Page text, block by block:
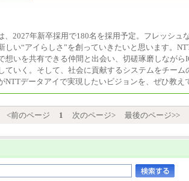
、2027年新卒採用で180名を採用予定。フレッシュ
しい“アイらしさ”を創っていきたいと思います。
想いを共有できる仲間と出会い、切磋琢磨しながら
ていく。そして、社会に貢献するシステムをチーム
NTTデータアイで実現したいビジョンを、ぜひ教え
<前のページ 1 次のページ> 最後のページ>>